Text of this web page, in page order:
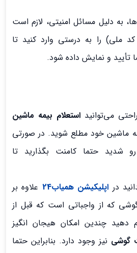
به دلیل مسائل امنیتی، لازم است
ملی) را به درستی وارد کنید تا
تأیید و نمایش داده شود.
می‌توانید استعلام بیمه ماشین
ماشین خود مطلع شوید. در صورتی
شدید حتما کامنت بگذارید تا
در اپلیکیشن همیاب24
علاوه بر
که از واجباتی است که قبل از
دهید چندین امکان هیجان انگیز
گوشی نیز وجود دارد. بنابراین حتما